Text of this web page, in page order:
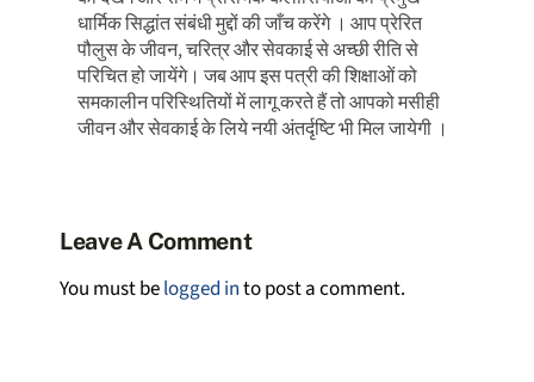
धार्मिक सिद्धांत संबंधी मुद्दों की जाँच करेंगे । आप प्रेरित
पौलुस के जीवन, चरित्र और सेवकाई से अच्छी रीति से
परिचित हो जायेंगे। जब आप इस पत्री की शिक्षाओं को
समकालीन परिस्थितियों में लागू करते हैं तो आपको मसीही
जीवन और सेवकाई के लिये नयी अंतर्दृष्टि भी मिल जायेगी ।
Leave A Comment
You must belogged into post a comment.